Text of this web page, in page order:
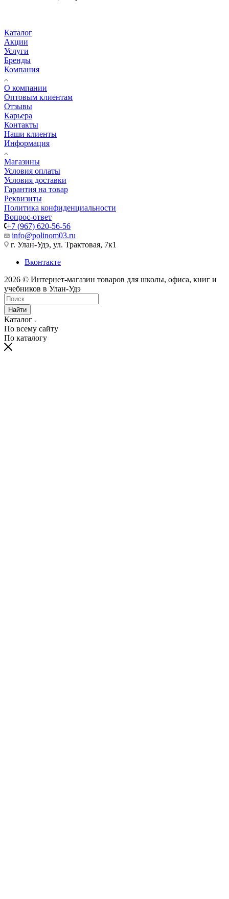
Каталог
Акции
Услуги
Бренды
Компания
О компании
Оптовым клиентам
Отзывы
Карьера
Контакты
Наши клиенты
Информация
Магазины
Условия оплаты
Условия доставки
Гарантия на товар
Реквизиты
Политика конфиденциальности
Вопрос-ответ
+7 (967) 620-56-56
info@polinom03.ru
г. Улан-Удэ, ул. Трактовая, 7к1
Вконтакте
2026 © Интернет-магазин товаров для школы, офиса, книг и
учебников в Улан-Удэ
Найти
Каталог
По всему сайту
По каталогу